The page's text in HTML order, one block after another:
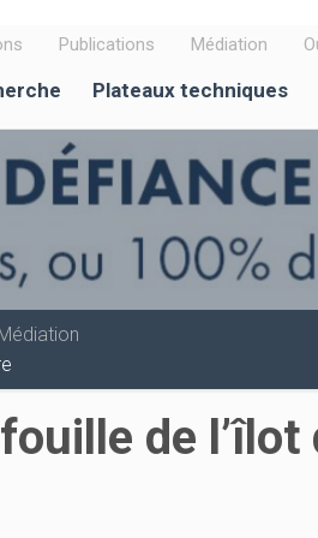
Publications Médiation
Plateaux techniques
de l’îlot